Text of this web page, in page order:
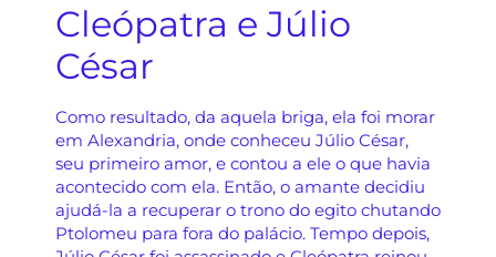
Cleópatra e Júlio
César
Como resultado, da aquela briga, ela foi morar
em Alexandria, onde conheceu Júlio César,
seu primeiro amor, e contou a ele o que havia
acontecido com ela. Então, o amante decidiu
ajudá-la a recuperar o trono do egito chutando
Ptolomeu para fora do palácio. Tempo depois,